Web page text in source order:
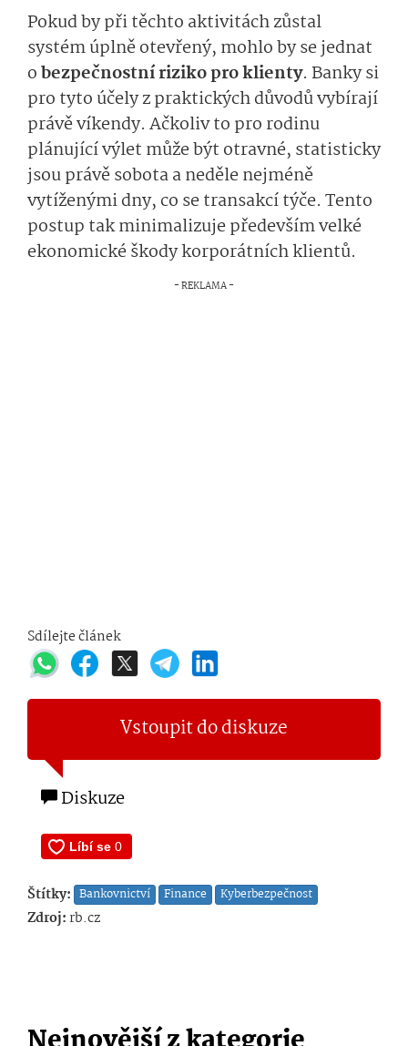
Pokud by při těchto aktivitách zůstal
systém úplně otevřený, mohlo by se jednat
obezpečnostní riziko pro klienty. Banky si
pro tyto účely z praktických důvodů vybírají
právě víkendy. Ačkoliv to pro rodinu
plánující výlet může být otravné, statisticky
jsou právě sobota a neděle nejméně
vytíženými dny, co se transakcí týče. Tento
postup tak minimalizuje především velké
ekonomické škody korporátních klientů.
Sdílejte článek
Vstoupit do diskuze
Diskuze
Štítky: Bankovnictví Finance Kyberbezpečnost
Zdroj:rb.cz